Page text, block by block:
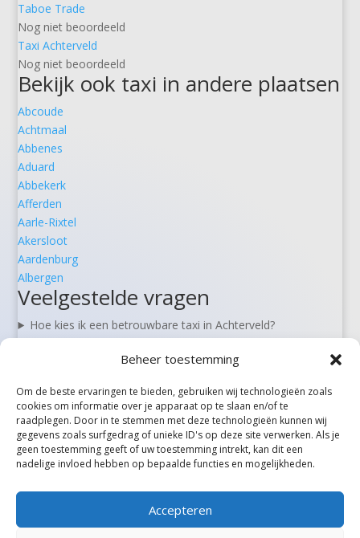
Beheer toestemming
Om de beste ervaringen te bieden, gebruiken wij technologieën zoals
cookies om informatie over je apparaat op te slaan en/of te
raadplegen. Door in te stemmen met deze technologieën kunnen wij
gegevens zoals surfgedrag of unieke ID's op deze site verwerken. Als je
geen toestemming geeft of uw toestemming intrekt, kan dit een
nadelige invloed hebben op bepaalde functies en mogelijkheden.
Accepteren
Taboe Trade
Nog niet beoordeeld
Taxi Achterveld
Nog niet beoordeeld
Bekijk ook taxi in andere plaatsen
Abcoude
Achtmaal
Abbenes
Aduard
Abbekerk
Afferden
Aarle-Rixtel
Akersloot
Aardenburg
Albergen
Veelgestelde vragen
Hoe kies ik een betrouwbare taxi in Achterveld?
Kan ik een taxi in Achterveld vooraf reserveren?
Zijn er 24/7 taxi’s beschikbaar in Achterveld?
Kan ik in Achterveld ook rolstoel- of zorgvervoer boeken?
Alle steden